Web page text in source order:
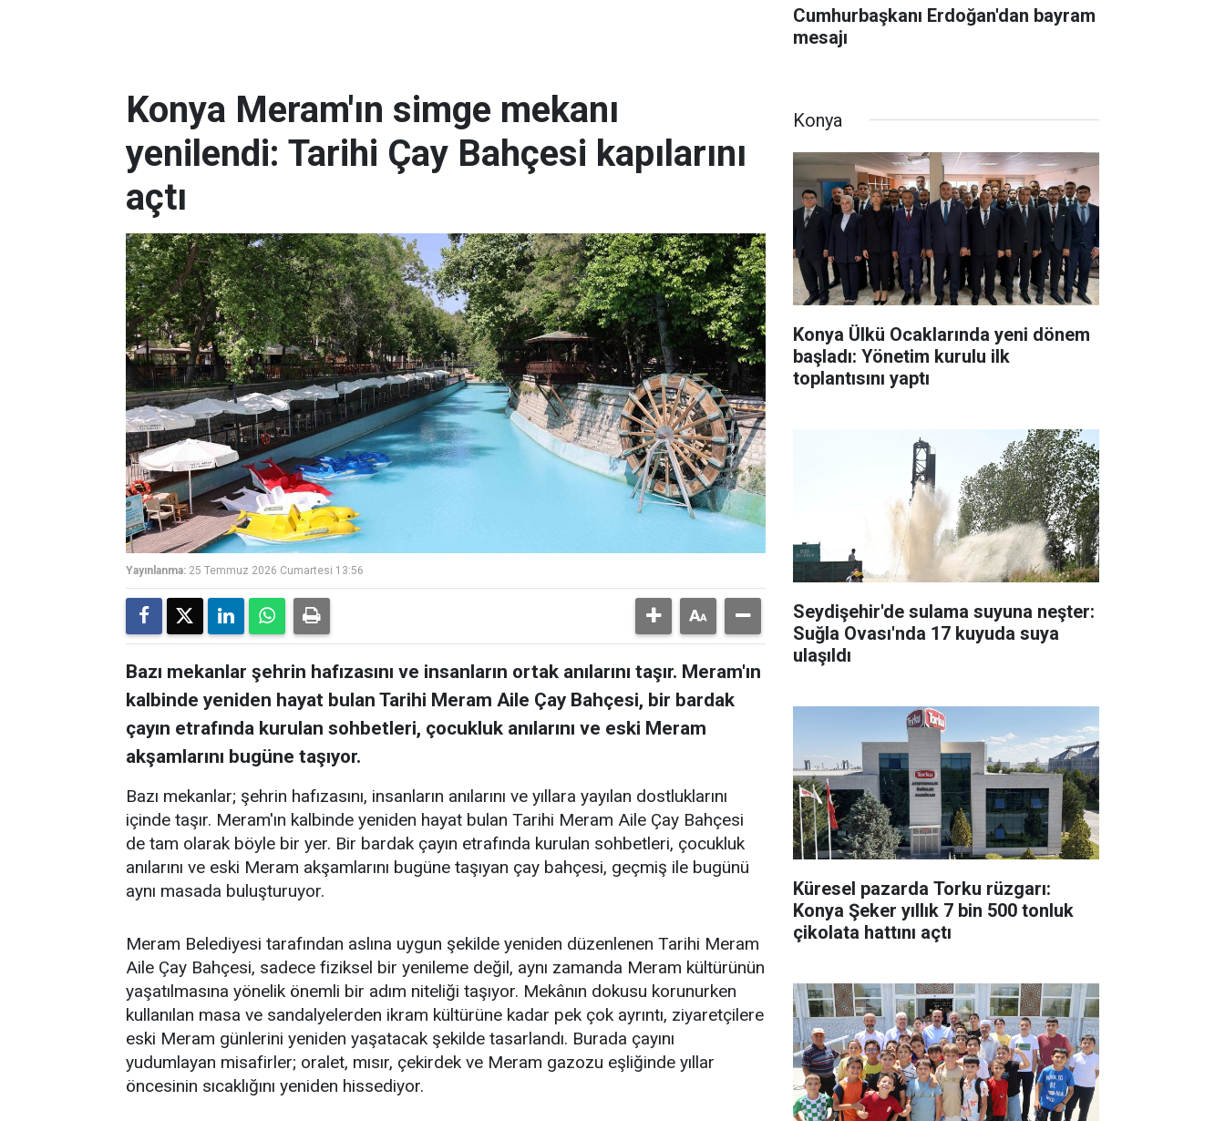
Cumhurbaşkanı Erdoğan'dan bayram
mesajı
Konya Meram'ın simge mekanı
yenilendi: Tarihi Çay Bahçesi kapılarını
açtı
Yayınlanma: 25 Temmuz 2026 Cumartesi 13:56
Bazı mekanlar şehrin hafızasını ve insanların ortak anılarını taşır. Meram'ın
kalbinde yeniden hayat bulan Tarihi Meram Aile Çay Bahçesi, bir bardak
çayın etrafında kurulan sohbetleri, çocukluk anılarını ve eski Meram
akşamlarını bugüne taşıyor.
Bazı mekanlar; şehrin hafızasını, insanların anılarını ve yıllara yayılan dostluklarını
içinde taşır. Meram'ın kalbinde yeniden hayat bulan Tarihi Meram Aile Çay Bahçesi
de tam olarak böyle bir yer. Bir bardak çayın etrafında kurulan sohbetleri, çocukluk
anılarını ve eski Meram akşamlarını bugüne taşıyan çay bahçesi, geçmiş ile bugünü
aynı masada buluşturuyor.
Meram Belediyesi tarafından aslına uygun şekilde yeniden düzenlenen Tarihi Meram
Aile Çay Bahçesi, sadece fiziksel bir yenileme değil, aynı zamanda Meram kültürünün
yaşatılmasına yönelik önemli bir adım niteliği taşıyor. Mekânın dokusu korunurken
kullanılan masa ve sandalyelerden ikram kültürüne kadar pek çok ayrıntı, ziyaretçilere
eski Meram günlerini yeniden yaşatacak şekilde tasarlandı. Burada çayını
yudumlayan misafirler; oralet, mısır, çekirdek ve Meram gazozu eşliğinde yıllar
öncesinin sıcaklığını yeniden hissediyor.
Konya
Konya Ülkü Ocaklarında yeni dönem
başladı: Yönetim kurulu ilk
toplantısını yaptı
Seydişehir'de sulama suyuna neşter:
Suğla Ovası'nda 17 kuyuda suya
ulaşıldı
Küresel pazarda Torku rüzgarı:
Konya Şeker yıllık 7 bin 500 tonluk
çikolata hattını açtı